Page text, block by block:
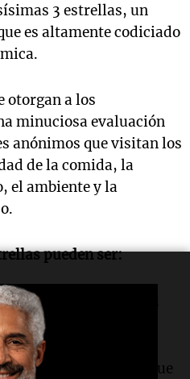
3 estrellas, un
es altamente codiciado
otorgan a los
minuciosa evaluación
anónimos que visitan los
de la comida, la
el ambiente y la
pueden ser:
cocina de alta calidad
en la ruta.
excelente cocina que